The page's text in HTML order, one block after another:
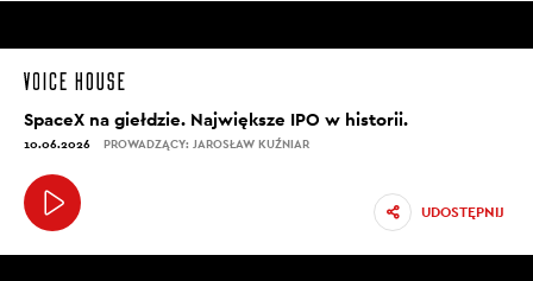
SpaceX na giełdzie. Największe IPO w historii.
10.06.2026 PROWADZĄCY: JAROSŁAW KUŹNIAR
UDOSTĘPNIJ